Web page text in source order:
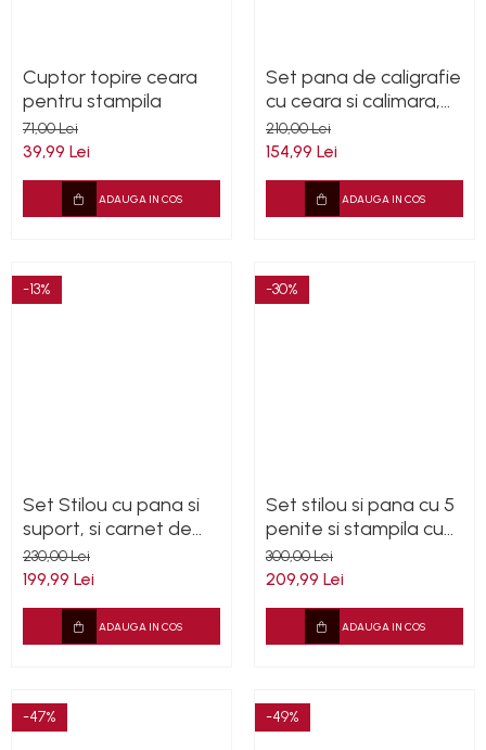
Cuptor topire ceara
pentru stampila
71,00 Lei
39,99 Lei
ADAUGA IN COS
Set pana de caligrafie
cu ceara si calimara,
tip bufnita cadou
210,00 Lei
154,99 Lei
ADAUGA IN COS
-13%
Set Stilou cu pana si
suport, si carnet de
piele retro de lux
230,00 Lei
199,99 Lei
ADAUGA IN COS
-30%
Set stilou si pana cu 5
penite si stampila cu
ceara (cadou 12
penite)
300,00 Lei
209,99 Lei
ADAUGA IN COS
-47% -49%